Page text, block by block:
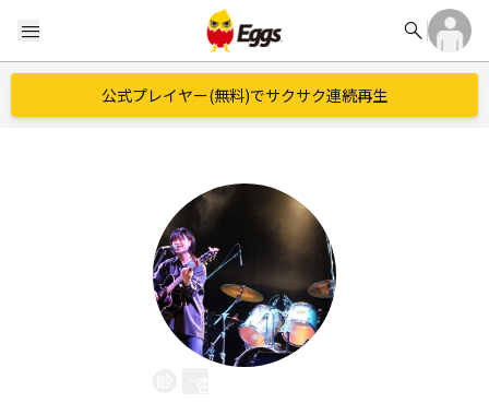
menu search
公式プレイヤー(無料)でサクサク連続再生